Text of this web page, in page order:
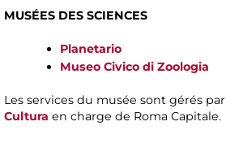
MUSÉES DES SCIENCES
Planetario
Museo Civico di Zoologia
Les services du musée sont gérés par
Cultura en charge de Roma Capitale.